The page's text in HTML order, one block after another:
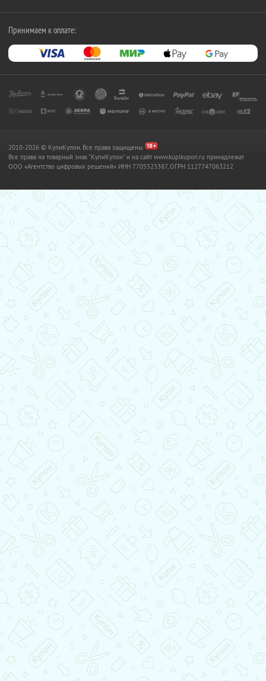
Принимаем к оплате:
2010-2026 © КупиКупон. Все права защищены.
Все права на товарный знак "КупиКупон" и на сайт www.kupikupon.ru принадлежат
OOO «Агентство цифровых решений» ИНН 7705523387, ОГРН 1127747063212